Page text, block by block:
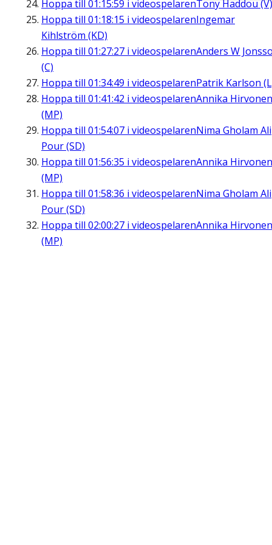
Hoppa till 01:15:59 i videospelarenTony Haddou (V)
Hoppa till 01:18:15 i videospelarenIngemar
Kihlström (KD)
Hoppa till 01:27:27 i videospelarenAnders W
(C)
Hoppa till 01:34:49 i videospelarenPatrik Karlson
Hoppa till 01:41:42 i videospelarenAnnika Hirvonen
(MP)
Hoppa till 01:54:07 i videospelarenNima Gholam Ali
Pour (SD)
Hoppa till 01:56:35 i videospelarenAnnika Hirvonen
(MP)
Hoppa till 01:58:36 i videospelarenNima Gholam Ali
Pour (SD)
Hoppa till 02:00:27 i videospelarenAnnika Hirvonen
(MP)